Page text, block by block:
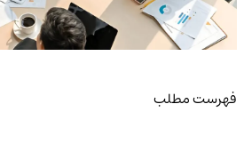
فهرست مطلب